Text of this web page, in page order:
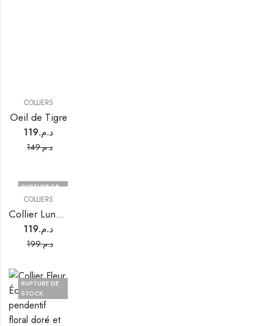
COLLIERS
Oeil de Tigre
د.م.119
د.م.149
RUPTURE DE
STOCK
COLLIERS
Collier Lune Dorée
د.م.119
د.م.199
RUPTURE DE
STOCK